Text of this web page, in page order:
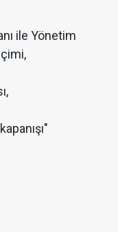
ile Yönetim